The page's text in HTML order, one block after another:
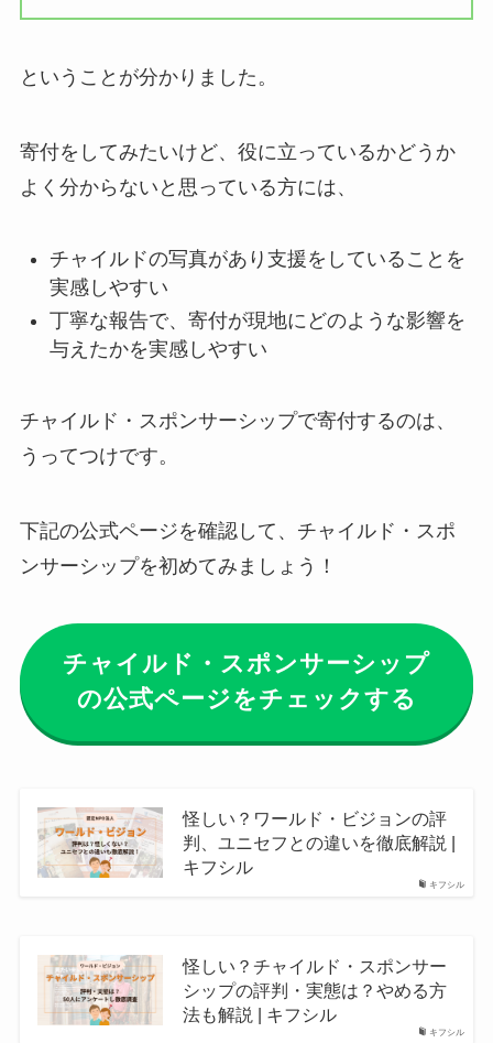
ということが分かりました。
寄付をしてみたいけど、役に立っているかどうか
よく分からないと思っている方には、
チャイルドの写真があり支援をしていることを
実感しやすい
丁寧な報告で、寄付が現地にどのような影響を
与えたかを実感しやすい
チャイルド・スポンサーシップで寄付するのは、
うってつけです。
下記の公式ページを確認して、チャイルド・スポ
ンサーシップを初めてみましょう！
チャイルド・スポンサーシップ
の公式ページをチェックする
キフシル
怪しい？ワールド・ビジョンの評
判、ユニセフとの違いを徹底解説 |
キフシル
キフシル
怪しい？チャイルド・スポンサー
シップの評判・実態は？やめる方
法も解説 | キフシル